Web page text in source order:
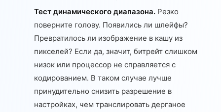
Тест динамического диапазона. Резко
поверните голову. Появились ли шлейфы?
Превратилось ли изображение в кашу из
пикселей? Если да, значит, битрейт слишком
низок или процессор не справляется с
кодированием. В таком случае лучше
принудительно снизить разрешение в
настройках, чем транслировать дерганое